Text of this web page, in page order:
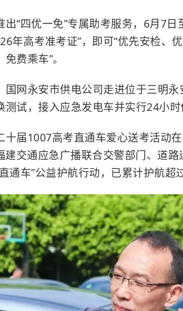
四优一免”专属助考服务，6月7日
年高考准考证”，即可“优先安检、
费乘车”。
网永安市供电公司走进位于三明永
试，接入应急发电车并实行24小时
届1007高考直通车爱心送考活动在
建交通应急广播联合交警部门、道
通车”公益护航行动，已累计护航超